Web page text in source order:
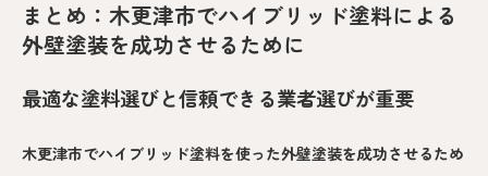
まとめ：木更津市でハイブリッド塗料による
外壁塗装を成功させるために
最適な塗料選びと信頼できる業者選びが重要
木更津市でハイブリッド塗料を使った外壁塗装を成功させるため